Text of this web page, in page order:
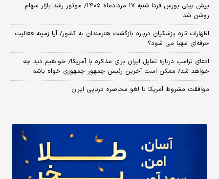
پیش بینی بورس فردا شنبه ۱۷ مردادماه ۱۴۰۵/ موتور رشد بازار سهام
روشن شد
اظهارات تازه پزشکیان درباره بازگشت هنرمندان به کشور/ آیا زمینه فعالیت
حرفه‌ای مهیا می شود؟
ادعای ترامپ درباره تمایل ایران برای مذاکره با آمریکا/ خواهیم دید چه
خواهد شد/ ممکن است آخرین رئیس‌ جمهور جمهوری خواه باشم
موافقت مشروط آمریکا با لغو محاصره دریایی ایران